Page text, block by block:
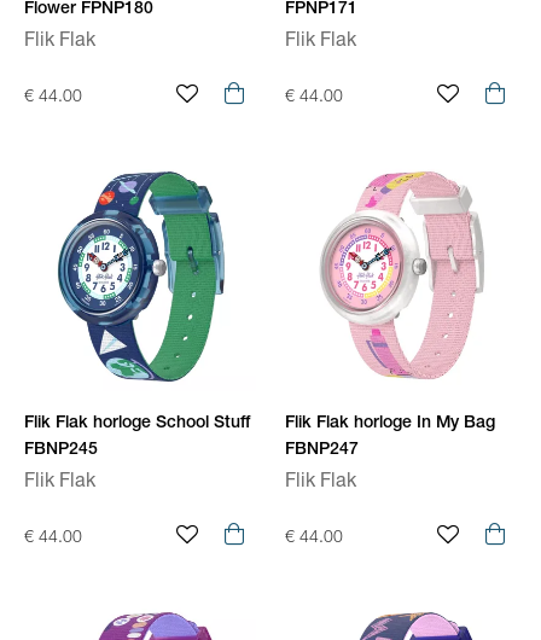
Flower FPNP180
Flik Flak
€ 44.00
FPNP171
Flik Flak
€ 44.00
Flik Flak horloge School Stuff
FBNP245
Flik Flak
€ 44.00
Flik Flak horloge In My Bag
FBNP247
Flik Flak
€ 44.00